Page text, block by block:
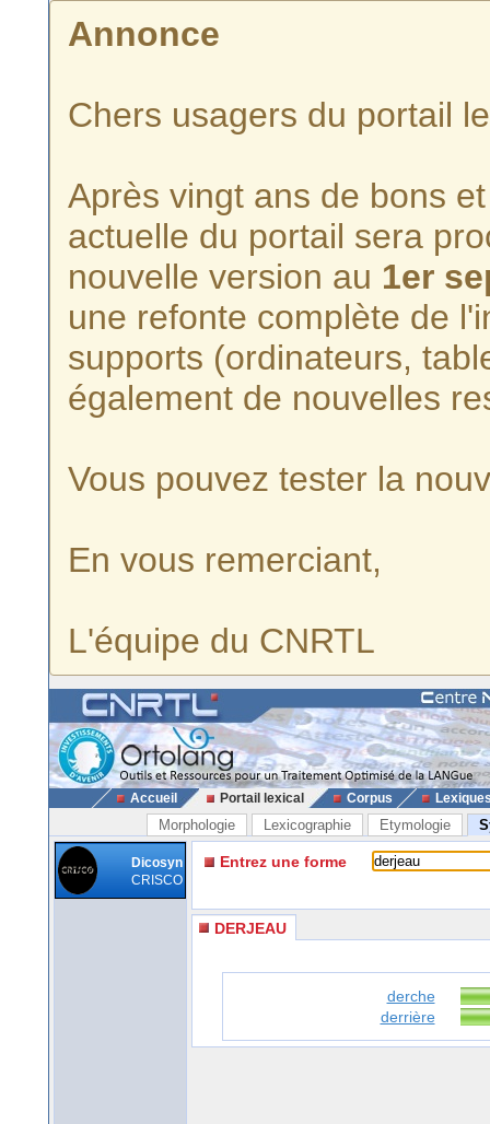
Annonce
Chers usagers du portail
Après vingt ans de bons
actuelle du portail sera
nouvelle version au 1er
une refonte complète de
supports (ordinateurs,
également de nouvelles
Vous pouvez tester la
En vous remerciant,
L'équipe du CNRTL
Accueil Portail lexical Corpus
Morphologie Lexicographie Etymologie
Dicosyn
CRISCO
Entrez une forme
DERJEAU
derche
derrière